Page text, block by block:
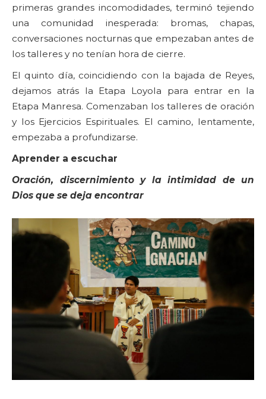
primeras grandes incomodidades, terminó tejiendo
una comunidad inesperada: bromas, chapas,
conversaciones nocturnas que empezaban antes de
los talleres y no tenían hora de cierre.
El quinto día, coincidiendo con la bajada de Reyes,
dejamos atrás la Etapa Loyola para entrar en la
Etapa Manresa. Comenzaban los talleres de oración
y los Ejercicios Espirituales. El camino, lentamente,
empezaba a profundizarse.
Aprender a escuchar
Oración, discernimiento y la intimidad de un
Dios que se deja encontrar